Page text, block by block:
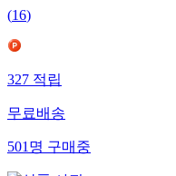
(16)
327 적립
무료배송
501 명 구매중